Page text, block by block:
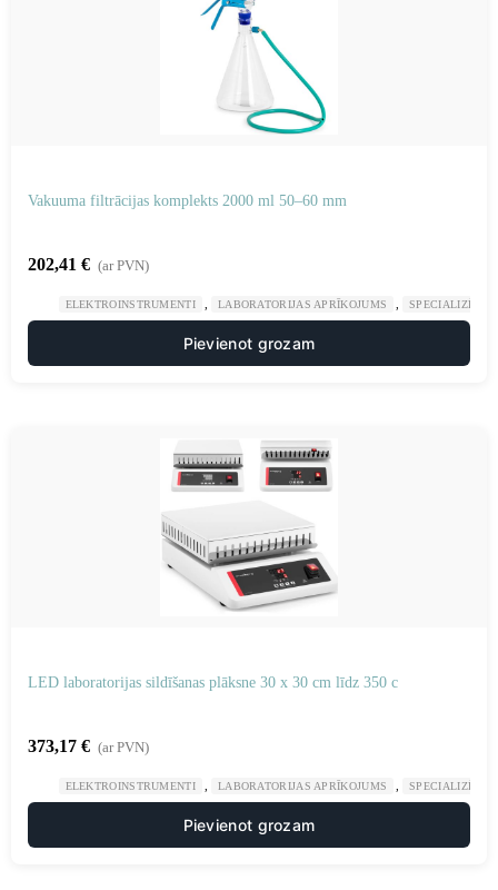
Vakuuma filtrācijas komplekts 2000 ml 50–60 mm
202,41 € (ar PVN)
ELEKTROINSTRUMENTI LABORATORIJAS APRĪKOJUMS
Pievienot grozam
LED laboratorijas sildīšanas plāksne 30 x 30 cm līdz 350 c
373,17 € (ar PVN)
ELEKTROINSTRUMENTI LABORATORIJAS APRĪKOJUMS
Pievienot grozam